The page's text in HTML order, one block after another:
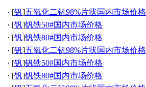
· [钒]五氧化二钒98%片状国内市场价格
· [钒]钒铁50#国内市场价格
· [钒]钒铁80#国内市场价格
· [钒]五氧化二钒98%片状国内市场价格
· [钒]钒铁50#国内市场价格
· [钒]钒铁80#国内市场价格